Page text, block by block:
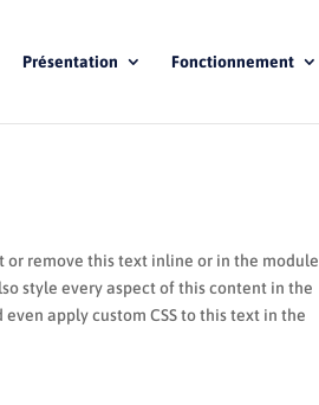
Présentation Fonctionnement
or remove this text inline or in the module
style every aspect of this content in the
apply custom CSS to this text in the